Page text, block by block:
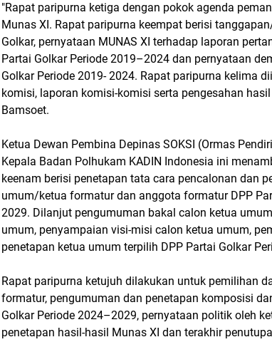
"Rapat paripurna ketiga dengan pokok agenda
Munas XI. Rapat paripurna keempat berisi
Golkar, pernyataan MUNAS XI terhadap laporan
Partai Golkar Periode 2019–2024 dan pernyataan
Golkar Periode 2019- 2024. Rapat paripurna kelima
komisi, laporan komisi-komisi serta pengesahan
Bamsoet.
Ketua Dewan Pembina Depinas SOKSI (Ormas
Kepala Badan Polhukam KADIN Indonesia ini
keenam berisi penetapan tata cara pencalonan dan
umum/ketua formatur dan anggota formatur DPP
2029. Dilanjut pengumuman bakal calon ketua
umum, penyampaian visi-misi calon ketua umum,
penetapan ketua umum terpilih DPP Partai Golkar
Rapat paripurna ketujuh dilakukan untuk pemilihan
formatur, pengumuman dan penetapan komposisi
Golkar Periode 2024–2029, pernyataan politik oleh
penetapan hasil-hasil Munas XI dan terakhir